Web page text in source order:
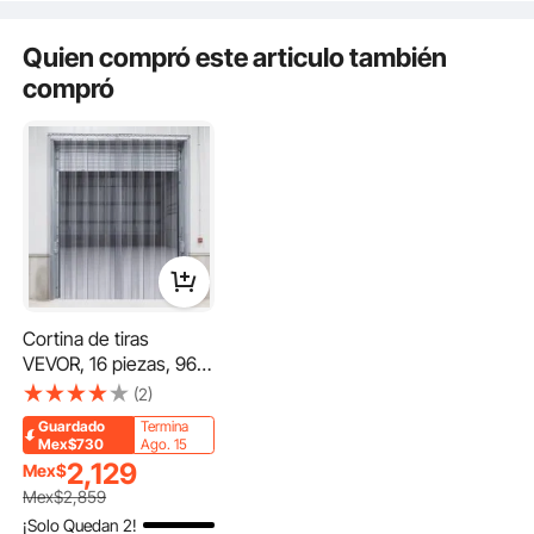
congeladores
industriales y cámaras
Quien compró este articulo también
compró
Cortina de tiras
VEVOR, 16 piezas, 96"
de alto, 96" de ancho,
0,08" de grosor, tiras
de plástico
transparente liso para
puertas con 50% de
solapamiento, cortina
(2)
Guardado
Mex$730
Termina
Ago. 15
Mex$2,129
Mex$2,859
¡Solo Quedan 2!